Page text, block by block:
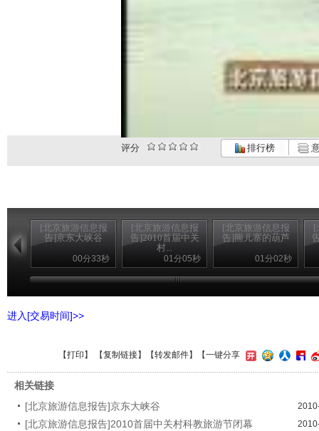
评分 排行榜
[北京旅游信息报
告]京东大峡谷
00分33秒
[北京旅游信息报
告]2010首届中关
村...
01分05秒
[北京旅游信息报
告]熊儿寨的葫芦
01分02秒
[
进入[交易时间]>>
【打印 】 【复制链接】【转发邮件】 【一键分享
相关链接
[北京旅游信息报告]京东大峡谷
[北京旅游信息报告]2010首届中关村科教旅游节闭幕